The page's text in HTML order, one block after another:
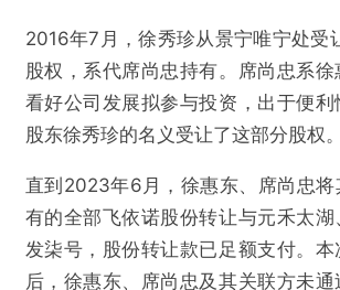
2016年7月，徐秀珍从景宁唯宁处受
股权，系代席尚忠持有。席尚忠系
看好公司发展拟参与投资，出于便
股东徐秀珍的名义受让了这部分股权。
直到2023年6月，徐惠东、席尚忠将
有的全部飞依诺股份转让与元禾太
发柒号，股份转让款已足额支付。
后，徐惠东、席尚忠及其关联方未